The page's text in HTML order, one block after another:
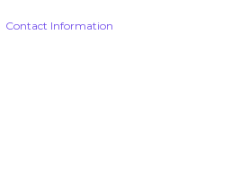
Contact Information